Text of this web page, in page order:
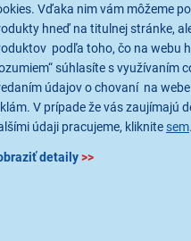
Vďaka nim vám môžeme
hneď na titulnej stránke,
podľa toho, čo na webu
súhlasíte s využívaním
údajov o chovaní na
V prípade že vás zaujímajú
údaji pracujeme, kliknite sem.
detaily>>
Ihneď k odoslaniu
Skladom viac ako 5 ks.
K vyzdvihnutiu už 7.8.
K vyzdvihnutiu do 15 minút
v 69 predajniach
Kúpiť s kupónom LETO154,33 €